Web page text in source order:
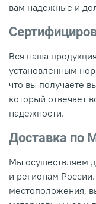
вам надежные и
Вся наша
установленным
что вы получаете
который отвечает
надежности.
Доставка по
Мы осуществляем
и регионам
местоположения,